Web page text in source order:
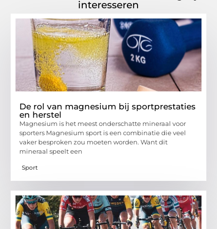
interesseren
De rol van magnesium bij sportprestaties
en herstel
Magnesium is het meest onderschatte mineraal voor
sporters Magnesium sport is een combinatie die veel
vaker besproken zou moeten worden. Want dit
mineraal speelt een
Sport